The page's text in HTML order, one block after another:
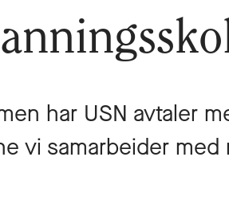
har USN avtaler
vi samarbeider med